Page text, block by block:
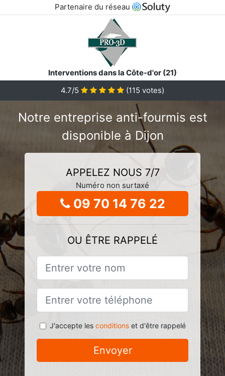
Partenaire du réseau
Interventions dans la Côte-d'or (21)
4.7/5
(115 votes)
Notre entreprise anti-fourmis est
disponible à Dijon
APPELEZ NOUS 7/7
Numéro non surtaxé
09 70 14 76 22
OU ÊTRE RAPPELÉ
J'accepte les conditionset d'être rappelé
Envoyer